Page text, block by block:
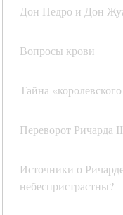
Дон Педро и Дон
Вопросы крови
Тайна
Переворот Ричарда
Источники о
небеспристрастны?